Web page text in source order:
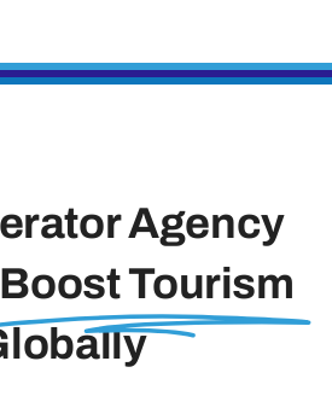
Agency
Boost Tourism